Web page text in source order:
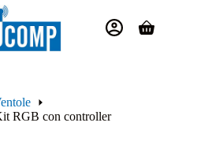
Carrello
RGB con controller